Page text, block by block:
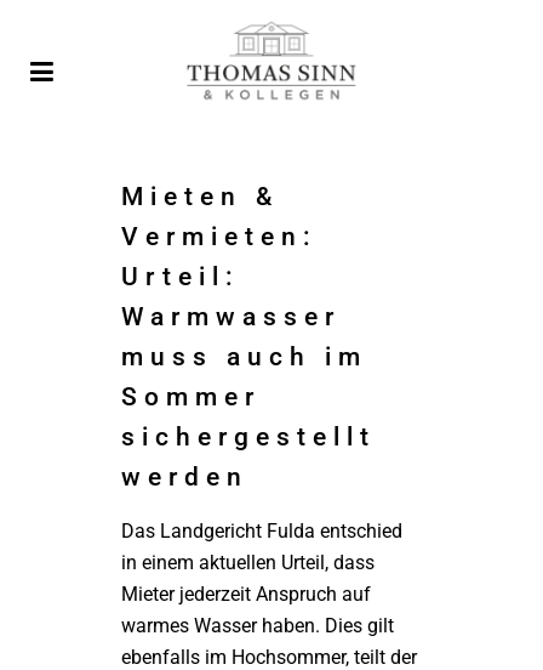
Mieten &
Vermieten:
Urteil:
Warmwasser
muss auch im
Sommer
sichergestellt
werden
Das Landgericht Fulda entschied
in einem aktuellen Urteil, dass
Mieter jederzeit Anspruch auf
warmes Wasser haben. Dies gilt
ebenfalls im Hochsommer, teilt der